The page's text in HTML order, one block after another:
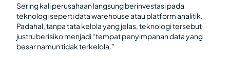
Sering kali perusahaan langsung berinvestasi pada
teknologi seperti data warehouse atau platform analitik.
Padahal, tanpa tata kelola yang jelas, teknologi tersebut
justru berisiko menjadi “tempat penyimpanan data yang
besar namun tidak terkelola.”